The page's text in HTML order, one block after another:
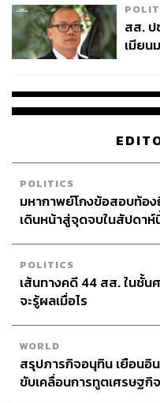
สส. ป
เมียน
POLITICS
มหากาพย์โกงข้อสอบท้อ
เดินหน้าสู่จุดจบในสัปดาห์
POLITICS
เส้นทางคดี 44 สส. ในชั้น
จะรู้ผลเมื่อไร
WORLD
สรุปภารกิจอนุทิน เยือนอิ
ขับเคลื่อนการทูตเศรษฐกิ